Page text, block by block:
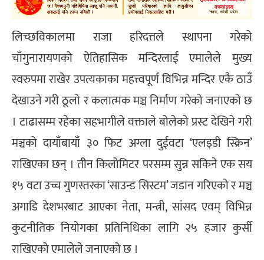
लिच्छविकालमा राजा हरिदत्तले स्थापना गरेको
चाँगुनारायणको ऐतिहासिक मन्दिरलाई एमालेले मुख्य
स्वरुपमा राखेर उपत्यकाका महत्त्वपूर्ण विभिन्न मन्दिर एकै ठाउँ
देखाउने गरी ठूलो र कलात्मक मञ्च निर्माण गरेको जनाएको छ
। टाढासम्म रहेका सहभागीले वक्ताले बोलेको प्रस्ट देखिने गरी
मञ्चको दायाँबायाँ ३० फिट अग्ला दुईवटा ‘एलइडी स्क्रिन’
राखिएका छन् । तीन किलोमिटर परसम्म सुन्न सकिने एक सय
१५ वटा उच्च गुणस्तरका ‘साउन्ड सिस्टम’ जडान गरिएको र मञ्च
अगाडि देशभरबाट आएका नेता, मन्त्री, सांसद एवम् विभिन्न
कुटनीतिक नियोगका प्रतिनिधिका लागि २५ हजार कुर्सी
राखिएको एमालेले जनाएको छ ।